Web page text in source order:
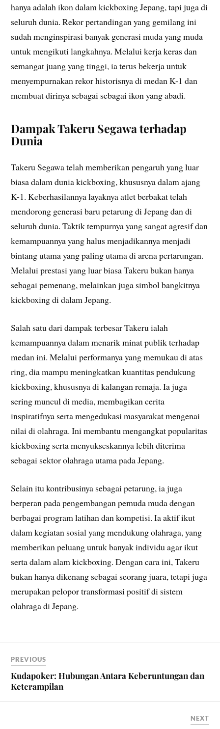
hanya adalah ikon dalam kickboxing Jepang, tapi juga di
seluruh dunia. Rekor pertandingan yang gemilang ini
sudah menginspirasi banyak generasi muda yang muda
untuk mengikuti langkahnya. Melalui kerja keras dan
semangat juang yang tinggi, ia terus bekerja untuk
menyempurnakan rekor historisnya di medan K-1 dan
membuat dirinya sebagai sebagai ikon yang abadi.
Dampak Takeru Segawa terhadap
Dunia
Takeru Segawa telah memberikan pengaruh yang luar
biasa dalam dunia kickboxing, khususnya dalam ajang
K-1. Keberhasilannya layaknya atlet berbakat telah
mendorong generasi baru petarung di Jepang dan di
seluruh dunia. Taktik tempurnya yang sangat agresif dan
kemampuannya yang halus menjadikannya menjadi
bintang utama yang paling utama di arena pertarungan.
Melalui prestasi yang luar biasa Takeru bukan hanya
sebagai pemenang, melainkan juga simbol bangkitnya
kickboxing di dalam Jepang.
Salah satu dari dampak terbesar Takeru ialah
kemampuannya dalam menarik minat publik terhadap
medan ini. Melalui performanya yang memukau di atas
ring, dia mampu meningkatkan kuantitas pendukung
kickboxing, khususnya di kalangan remaja. Ia juga
sering muncul di media, membagikan cerita
inspiratifnya serta mengedukasi masyarakat mengenai
nilai di olahraga. Ini membantu mengangkat popularitas
kickboxing serta menyukseskannya lebih diterima
sebagai sektor olahraga utama pada Jepang.
Selain itu kontribusinya sebagai petarung, ia juga
berperan pada pengembangan pemuda muda dengan
berbagai program latihan dan kompetisi. Ia aktif ikut
dalam kegiatan sosial yang mendukung olahraga, yang
memberikan peluang untuk banyak individu agar ikut
serta dalam alam kickboxing. Dengan cara ini, Takeru
bukan hanya dikenang sebagai seorang juara, tetapi juga
merupakan pelopor transformasi positif di sistem
olahraga di Jepang.
PREVIOUS
Kudapoker: Hubungan Antara Keberuntungan dan
Keterampilan
NEXT